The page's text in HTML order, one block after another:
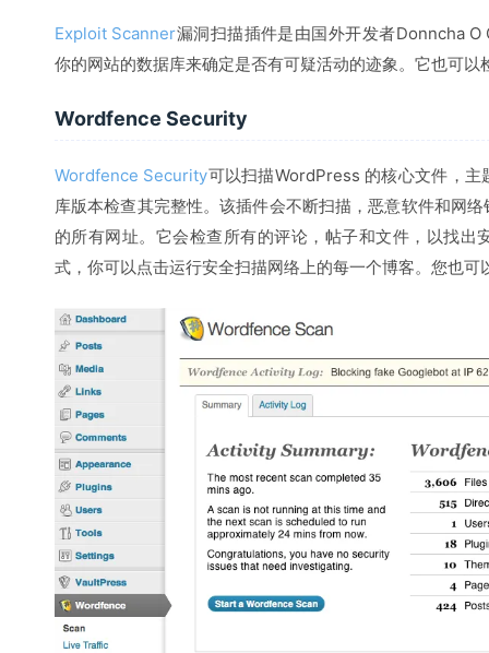
Exploit Scanner漏洞扫描插件是由国外开发者Donncha
你的网站的数据库来确定是否有可疑活动的迹象。它也可
Wordfence Security
Wordfence Security可以扫描WordPress 的核心文件，
库版本检查其完整性。该插件会不断扫描，恶意软件和网
的所有网址。它会检查所有的评论，帖子和文件，以找
式，你可以点击运行安全扫描网络上的每一个博客。您也